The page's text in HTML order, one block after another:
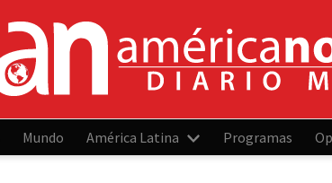
Mundo América Latina Programas